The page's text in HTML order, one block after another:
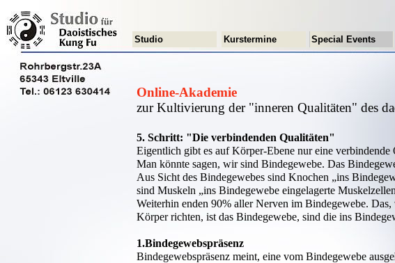
Online-Akademie
zur Kultivierung der "inneren Qualitäten" des
5. Schritt: "Die verbindenden Qualitäten"
Eigentlich gibt es auf Körper-Ebene nur eine
Man könnte sagen, wir sind Bindegewebe. Das
Aus Sicht des Bindegewebes sind Knochen „ins
sind Muskeln „ins Bindegewebe eingelagerte
Weiterhin enden 90% aller Nerven im Bindegewebe.
Körper richten, ist das Bindegewebe, sind die ins
1.Bindegewebspräsenz
Bindegewebspräsenz meint, eine vom Bindegewebe
Special Events
Kurstermine
Studio